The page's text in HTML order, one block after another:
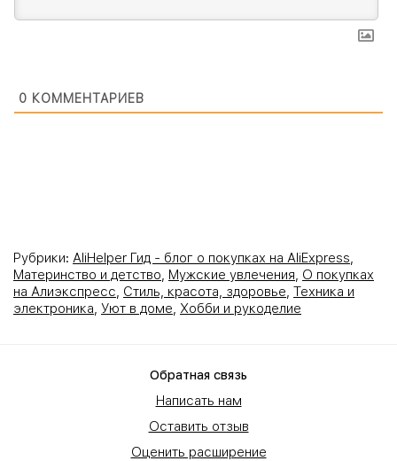
0 КОММЕНТАРИЕВ
Рубрики: AliHelper Гид - блог о покупках на AliExpress,
Материнство и детство, Мужские увлечения, О покупках
на Алиэкспресс, Стиль, красота, здоровье, Техника и
электроника, Уют в доме, Хобби и рукоделие
Обратная связь
Написать нам
Оставить отзыв
Оценить расширение